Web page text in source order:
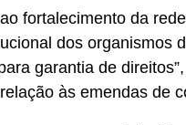
fortalecimento da
dos organismos
garantia de
às emendas de